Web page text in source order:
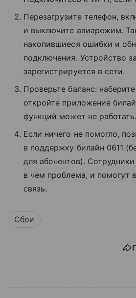
Перезагрузите телефон,
и выключите авиарежим.
накопившиеся ошибки и
подключения. Устройство
зарегистрируется в сети.
Проверьте баланс:
откройте приложение
функций может не работать.
Если ничего не помогло,
в поддержку билайн 0611
для абонентов).
в чем проблема, и помогут
связь.
Сбои